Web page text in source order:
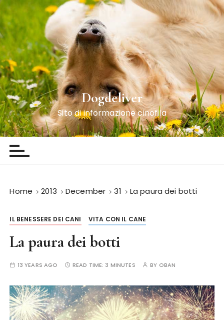
S
k
i
p
t
o
c
o
n
t
e
Dogdeliver
Sito di informazione cinofila
Home 2013 December 31 La paura dei botti
IL BENESSERE DEI CANI VITA CON IL CANE
La paura dei botti
13 YEARS AGO READ TIME: 3 MINUTES BY OBAN